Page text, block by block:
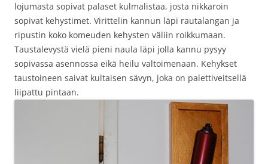
lojumasta sopivat palaset kulmalistaa, josta nikkaroin
sopivat kehystimet. Virittelin kannun läpi rautalangan ja
ripustin koko komeuden kehysten väliin roikkumaan.
Taustalevystä vielä pieni naula läpi jolla kannu pysyy
sopivassa asennossa eikä heilu valtoimenaan. Kehykset
taustoineen saivat kultaisen sävyn, joka on palettiveitsellä
liipattu pintaan.